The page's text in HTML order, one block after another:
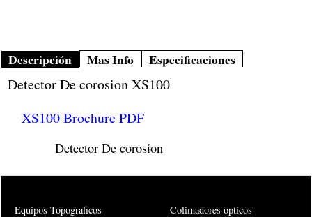
Descripción Mas Info Especificaciones
Detector De corosion XS100
XS100 Brochure PDF
Detector De corosion
Equipos Topograficos
Colimadores opticos